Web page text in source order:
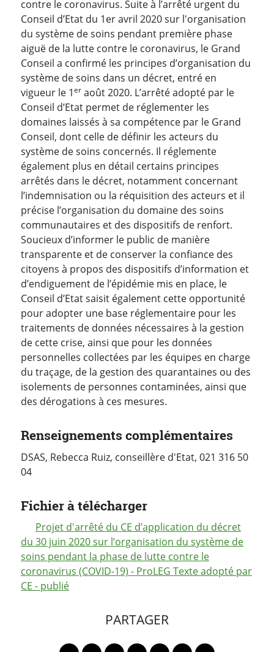
contre le coronavirus. Suite à l’arrêté urgent du
Conseil d’Etat du 1er avril 2020 sur l'organisation
du système de soins pendant première phase
aiguë de la lutte contre le coronavirus, le Grand
Conseil a confirmé les principes d’organisation du
système de soins dans un décret, entré en
vigueur le 1er août 2020. L’arrêté adopté par le
Conseil d’Etat permet de réglementer les
domaines laissés à sa compétence par le Grand
Conseil, dont celle de définir les acteurs du
système de soins concernés. Il réglemente
également plus en détail certains principes
arrêtés dans le décret, notamment concernant
l’indemnisation ou la réquisition des acteurs et il
précise l’organisation du domaine des soins
communautaires et des dispositifs de renfort.
Soucieux d’informer le public de manière
transparente et de conserver la confiance des
citoyens à propos des dispositifs d’information et
d’endiguement de l’épidémie mis en place, le
Conseil d’Etat saisit également cette opportunité
pour adopter une base réglementaire pour les
traitements de données nécessaires à la gestion
de cette crise, ainsi que pour les données
personnelles collectées par les équipes en charge
du traçage, de la gestion des quarantaines ou des
isolements de personnes contaminées, ainsi que
des dérogations à ces mesures.
Renseignements complémentaires
DSAS, Rebecca Ruiz, conseillère d'Etat, 021 316 50
04
Fichier à télécharger
Projet d'arrêté du CE d’application du décret
du 30 juin 2020 sur l’organisation du système de
soins pendant la phase de lutte contre le
coronavirus (COVID-19) - ProLEG Texte adopté par
CE - publié
PARTAGER